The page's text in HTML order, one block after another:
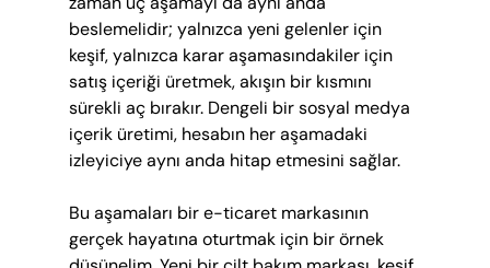
beslemelidir; yalnızca yeni gelenler için
keşif, yalnızca karar aşamasındakiler için
satış içeriği üretmek, akışın bir kısmını
sürekli aç bırakır. Dengeli bir sosyal medya
içerik üretimi, hesabın her aşamadaki
izleyiciye aynı anda hitap etmesini sağlar.
Bu aşamaları bir e-ticaret markasının
gerçek hayatına oturtmak için bir örnek